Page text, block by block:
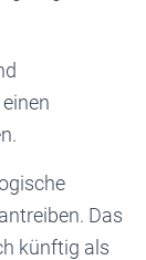
Das
künftig als